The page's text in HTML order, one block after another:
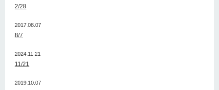
2/28
2017.08.07
8/7
2024.11.21
11/21
2019.10.07